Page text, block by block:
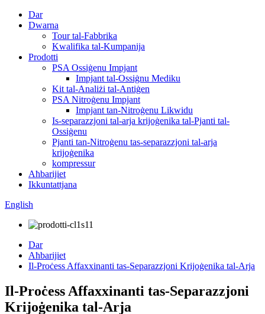
Dar
Dwarna
Tour tal-Fabbrika
Kwalifika tal-Kumpanija
Prodotti
PSA Ossiġenu Impjant
Impjant tal-Ossiġnu Mediku
Kit tal-Analiżi tal-Antiġen
PSA Nitroġenu Impjant
Impjant tan-Nitroġenu Likwidu
Is-separazzjoni tal-arja krijoġenika tal-Pjanti tal-
Ossiġenu
Pjanti tan-Nitroġenu tas-separazzjoni tal-arja
krijoġenika
kompressur
Aħbarijiet
Ikkuntattjana
English
Dar
Aħbarijiet
Il-Proċess Affaxxinanti tas-Separazzjoni Krijoġenika tal-Arja
Il-Proċess Affaxxinanti tas-Separazzjoni
Krijoġenika tal-Arja